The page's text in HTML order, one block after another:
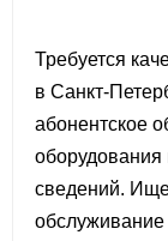
Требуется
в Санкт-
абонентское
оборудования
сведений.